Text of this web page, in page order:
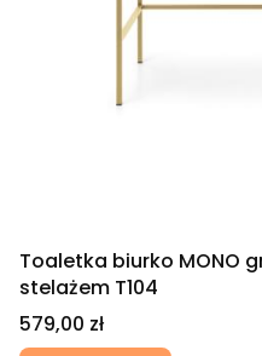
Toaletka biurko MONO
stelażem T104
Cena
579,00 zł